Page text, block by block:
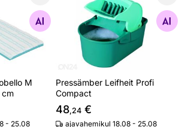
M MicroDuo kate 33 cm
M
cm
- 25.08
Pressämber Leifheit Profi
Otsi sarnaseid
Pressämber Leifheit Profi
Compact
48,24 €
ajavahemikul 18.08 - 25.08